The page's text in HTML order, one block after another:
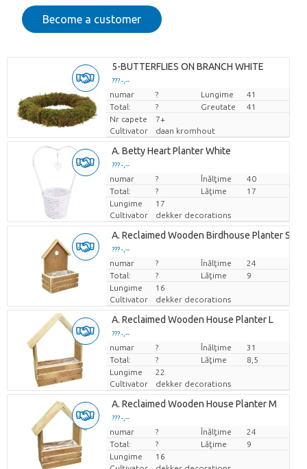
Become a customer
5-BUTTERFLIES ON BRANCH WHITE
??? -,--
Pret per bucata
numar ? Lungime
41
Total:
? Greutate
41
Nr capete
7+
Cultivator
daan kromhout
A. Betty Heart Planter White
??? -,--
Pret per bucata
numar ? Înălţime
40
Total:
? Lăţime
17
Lungime
17
Cultivator
dekker decorations
A. Reclaimed Wooden Birdhouse Planter S
??? -,--
Pret per bucata
numar ? Înălţime
24
Total:
? Lăţime
9
Lungime
16
Cultivator
dekker decorations
A. Reclaimed Wooden House Planter L
??? -,--
Pret per bucata
numar ? Înălţime
31
Total:
? Lăţime
8,5
Lungime
22
Cultivator
dekker decorations
A. Reclaimed Wooden House Planter M
??? -,--
Pret per bucata
numar ? Înălţime
24
Total:
? Lăţime
9
Lungime
16